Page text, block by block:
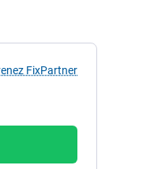
FixPartner